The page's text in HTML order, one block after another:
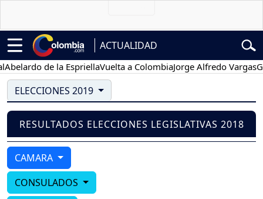
ACTUALIDAD
de la EspriellaVuelta a ColombiaJorge Alfredo Vargas
ELECCIONES 2019
RESULTADOS ELECCIONES LEGISLATIVAS 2018
CAMARA
CONSULADOS